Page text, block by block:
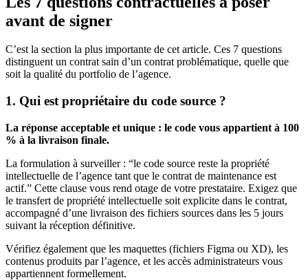
avant de signer
C’est la section la plus importante de cet article. Ces 7 questions
distinguent un contrat sain d’un contrat problématique, quelle que
soit la qualité du portfolio de l’agence.
1. Qui est propriétaire du code source ?
La réponse acceptable et unique : le code vous appartient à 100
% à la livraison finale.
La formulation à surveiller : “le code source reste la propriété
intellectuelle de l’agence tant que le contrat de maintenance est
actif.” Cette clause vous rend otage de votre prestataire. Exigez que
le transfert de propriété intellectuelle soit explicite dans le contrat,
accompagné d’une livraison des fichiers sources dans les 5 jours
suivant la réception définitive.
Vérifiez également que les maquettes (fichiers Figma ou XD), les
contenus produits par l’agence, et les accès administrateurs vous
appartiennent formellement.